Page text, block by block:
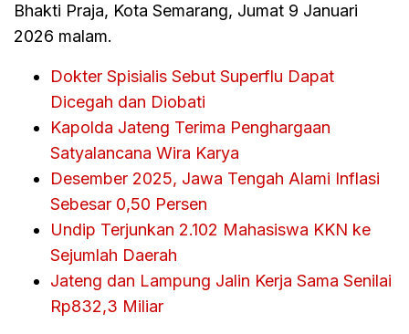
Bhakti Praja, Kota Semarang, Jumat 9 Januari
2026 malam.
Dokter Spisialis Sebut Superflu Dapat
Dicegah dan Diobati
Kapolda Jateng Terima Penghargaan
Satyalancana Wira Karya
Desember 2025, Jawa Tengah Alami Inflasi
Sebesar 0,50 Persen
Undip Terjunkan 2.102 Mahasiswa KKN ke
Sejumlah Daerah
Jateng dan Lampung Jalin Kerja Sama Senilai
Rp832,3 Miliar